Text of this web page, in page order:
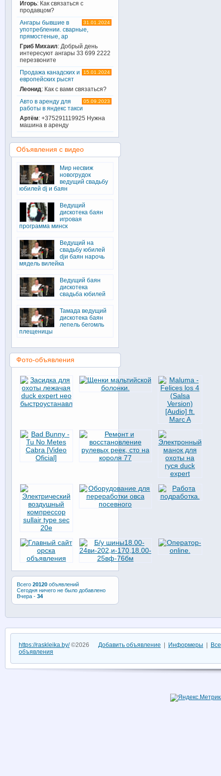
Игорь: Как связаться с
продавцом?
31.01.2024
Ангары бывшие в
употреблении. сварные,
прямостеные, ар
Гриб Михаил: Добрый день
интересуют ангары 33 699 2222
перезвоните
15.01.2024
Продажа канадских и
европейских рысят
Леонид: Как с вами связаться?
05.09.2023
Авто в аренду для
работы в яндекс такси
Артём: +375291119925 Нужна
машина в аренду
Объявления с видео
Мир несвиж
новогрудок
ведущий свадьбу
юбилей dj и баян
Ведущий
дискотека баян
игровая
программа минск
Ведущий на
свадьбу юбилей
djи баян нарочь
мядель вилейка
Ведущий баян
дискотека
свадьба юбилей
Тамада ведущий
дискотека баян
лепель бегомль
плещеницы
Фото-объявления
Всего 20120объявлений
Сегодня ничего не было добавлено
Вчера - 34
https://raskleika.by/©2026 Добавить объявление Информеры
объявления